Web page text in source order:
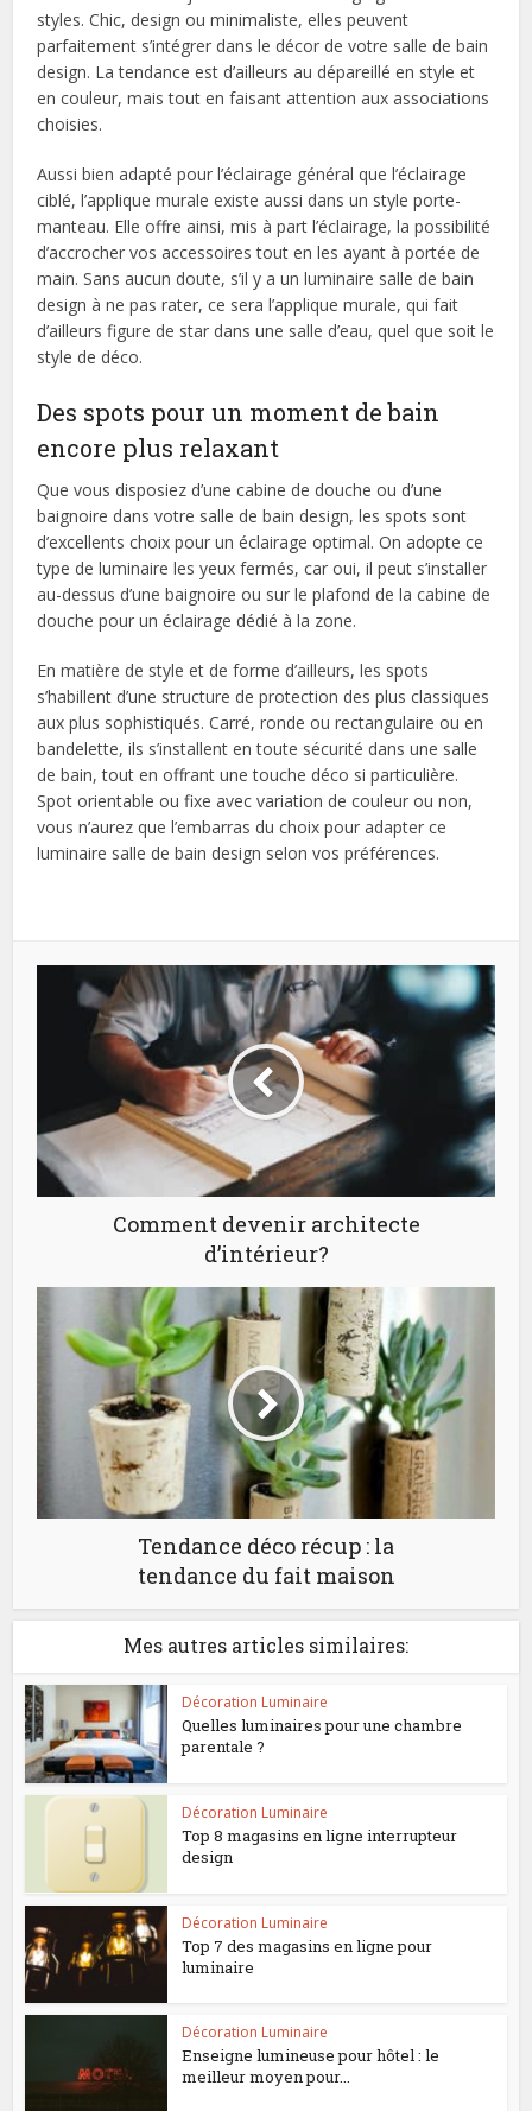
styles. Chic, design ou minimaliste, elles peuvent
parfaitement s’intégrer dans le décor de votre salle de bain
design. La tendance est d’ailleurs au dépareillé en style et
en couleur, mais tout en faisant attention aux associations
choisies.
Aussi bien adapté pour l’éclairage général que l’éclairage
ciblé, l’applique murale existe aussi dans un style porte-
manteau. Elle offre ainsi, mis à part l’éclairage, la possibilité
d’accrocher vos accessoires tout en les ayant à portée de
main. Sans aucun doute, s’il y a un luminaire salle de bain
design à ne pas rater, ce sera l’applique murale, qui fait
d’ailleurs figure de star dans une salle d’eau, quel que soit le
style de déco.
Des spots pour un moment de bain
encore plus relaxant
Que vous disposiez d’une cabine de douche ou d’une
baignoire dans votre salle de bain design, les spots sont
d’excellents choix pour un éclairage optimal. On adopte ce
type de luminaire les yeux fermés, car oui, il peut s’installer
au-dessus d’une baignoire ou sur le plafond de la cabine de
douche pour un éclairage dédié à la zone.
En matière de style et de forme d’ailleurs, les spots
s’habillent d’une structure de protection des plus classiques
aux plus sophistiqués. Carré, ronde ou rectangulaire ou en
bandelette, ils s’installent en toute sécurité dans une salle
de bain, tout en offrant une touche déco si particulière.
Spot orientable ou fixe avec variation de couleur ou non,
vous n’aurez que l’embarras du choix pour adapter ce
luminaire salle de bain design selon vos préférences.
Comment devenir architecte
d’intérieur?
Tendance déco récup : la
tendance du fait maison
Mes autres articles similaires:
Décoration Luminaire
Quelles luminaires pour une chambre
parentale ?
Décoration Luminaire
Top 8 magasins en ligne interrupteur
design
Décoration Luminaire
Top 7 des magasins en ligne pour
luminaire
Décoration Luminaire
Enseigne lumineuse pour hôtel : le
meilleur moyen pour...